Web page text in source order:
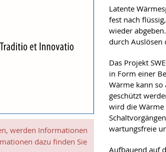
werden Informationen
dazu finden Sie
Latente
fest nach
wieder
durch Auslösen
Das Projekt
in Form einer
Wärme kann
geschützt
wird die Wärme
wartungsfreie
Aufbauend auf